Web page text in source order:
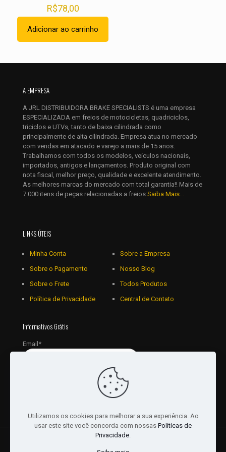
Salvar meus dados neste navegador para a próxima vez que
eu comentar.
R$78,00
Adicionar ao carrinho
A EMPRESA
A JRL DISTRIBUIDORA BRAKE SPECIALISTS é uma empresa
ESPECIALIZADA em freios de motocicletas, quadriciclos,
triciclos e UTVs, tanto de baixa cilindrada como
principalmente de alta cilindrada. Empresa atua no mercado
com vendas em atacado e varejo a mais de 15 anos.
Trabalhamos com todos os modelos, veículos nacionais,
importados, antigos e lançamentos. Produto original com
nota fiscal, melhor preço, qualidade e excelente atendimento.
As melhores marcas do mercado com total garantia!! Mais de
7.000 itens de peças relacionadas a freios:Saiba Mais...
LINKS ÚTEIS
Minha Conta
Sobre o Pagamento
Sobre o Frete
Política de Privacidade
Sobre a Empresa
Nosso Blog
Todos Produtos
Central de Contato
Informativos Grátis
Email*
Utilizamos os cookies para melhorar a sua experiência. Ao
usar este site você concorda com nossas Políticas de
Privacidade.